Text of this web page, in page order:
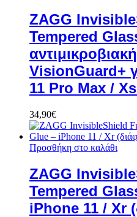
ZAGG
Tempered
VisionGuard+
11 Pro Max /
34,90€
Προσθήκη στο καλάθι
ZAGG
Tempered
iPhone 11 / Xr